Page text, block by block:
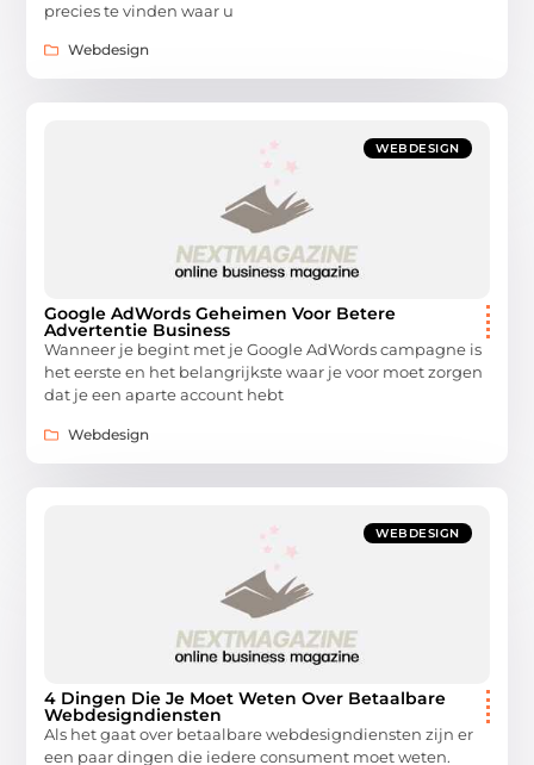
precies te vinden waar u
Webdesign
WEBDESIGN
Google AdWords Geheimen Voor Betere
Advertentie Business
Wanneer je begint met je Google AdWords campagne is
het eerste en het belangrijkste waar je voor moet zorgen
dat je een aparte account hebt
Webdesign
WEBDESIGN
4 Dingen Die Je Moet Weten Over Betaalbare
Webdesigndiensten
Als het gaat over betaalbare webdesigndiensten zijn er
een paar dingen die iedere consument moet weten.